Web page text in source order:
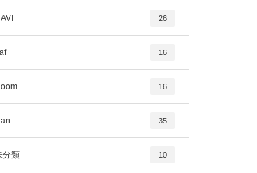
26
16
16
35
分類 10